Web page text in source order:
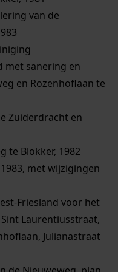
van de
met sanering en
en Rozenhoflaan te
Zuiderdracht en
te Blokker, 1982
met wijzigingen
Friesland voor het
Laurentiusstraat,
Julianastraat